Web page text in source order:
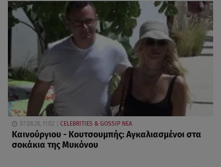
07.08.26, 11:02 CELEBRITIES & GOSSIP ΝΕΑ
Καινούργιου - Κουτσουμπής: Αγκαλιασμένοι στα
σοκάκια της Μυκόνου